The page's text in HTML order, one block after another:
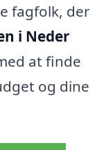
fagfolk, der
i Neder
at finde
og dine